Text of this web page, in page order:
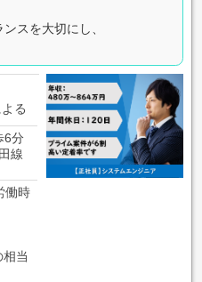
スを⼤切にし、
る
6分
線
働時
相当